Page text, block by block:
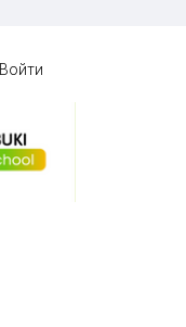
Войти